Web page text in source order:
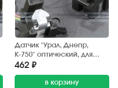
Датчик "Урал, Днепр,
К-750" оптический, для
микопроцессорного
зажигания "СовеК"
462 ₽
в корзину